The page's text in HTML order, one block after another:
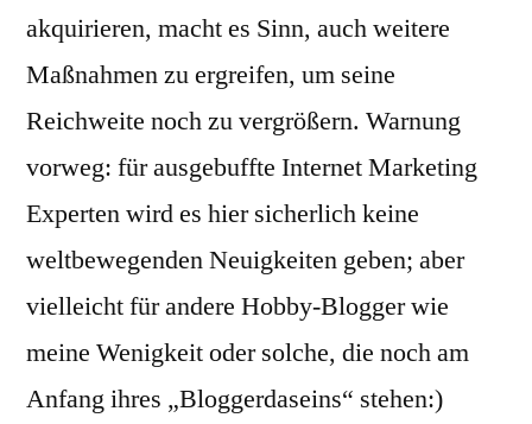
akquirieren, macht es Sinn, auch weitere
Maßnahmen zu ergreifen, um seine
Reichweite noch zu vergrößern. Warnung
vorweg: für ausgebuffte Internet Marketing
Experten wird es hier sicherlich keine
weltbewegenden Neuigkeiten geben; aber
vielleicht für andere Hobby-Blogger wie
meine Wenigkeit oder solche, die noch am
Anfang ihres „Bloggerdaseins“ stehen:)